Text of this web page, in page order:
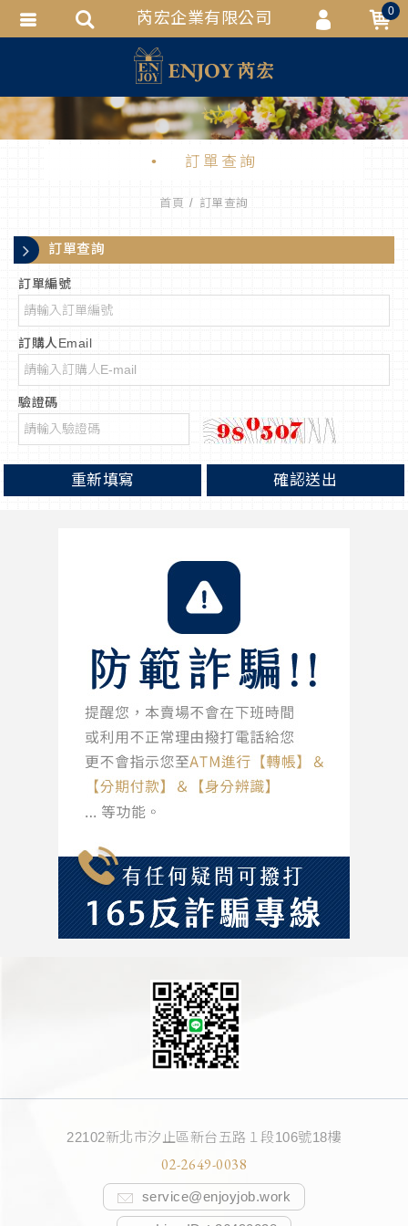
訂單查詢
首頁 訂單查詢
訂單查詢
訂單編號
訂購人Email
驗證碼
重新填寫 確認送出
22102新北市汐止區新台五路１段106號18樓
02-2649-0038
m
service@enjoyjob.work
芮宏企業有限公司 0
忘記密碼
訂單查詢
追蹤清單